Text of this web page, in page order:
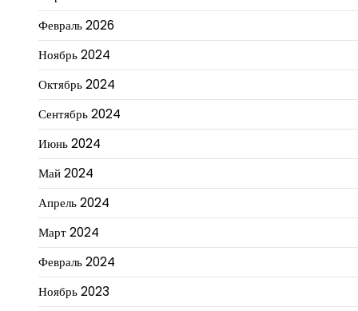
Февраль 2026
Ноябрь 2024
Октябрь 2024
Сентябрь 2024
Июнь 2024
Май 2024
Апрель 2024
Март 2024
Февраль 2024
Ноябрь 2023